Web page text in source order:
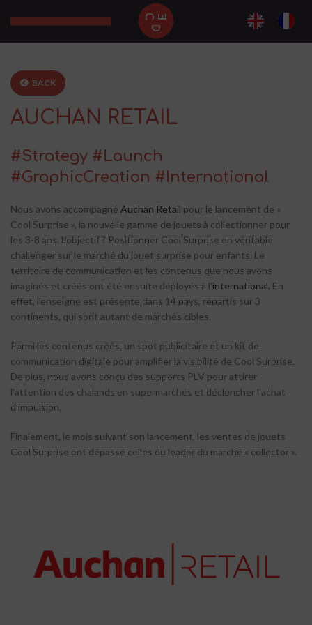
BACK
AUCHAN RETAIL
#Strategy #Launch
#GraphicCreation #International
Nous avons accompagné Auchan Retail pour le lancement de «
Cool Surprise », la nouvelle gamme de jouets à collectionner pour
les 3-8 ans. L’objectif ? Positionner Cool Surprise en véritable
challenger sur le marché du jouet surprise pour enfants. Le
territoire de communication et les contenus que nous avons
imaginés et créés ont été ensuite déployés à l’international. En
effet, l’enseigne est présente dans 14 pays, répartis sur 3
continents, qui sont autant de marchés cibles.
Parmi les contenus créés, un spot publicitaire et un kit de
communication digitale pour amplifier la visibilité de Cool Surprise.
De plus, nous avons conçu des supports PLV pour attirer
l’attention des chalands en supermarchés et déclencher l’achat
d’impulsion.
Finalement, le mois suivant son lancement, les ventes de jouets
Cool Surprise ont dépassé celles du leader du marché « collector ».